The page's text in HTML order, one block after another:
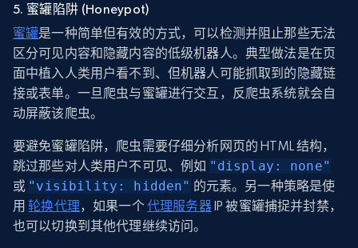
5. 蜜罐陷阱 (Honeypot)
蜜罐是一种简单但有效的方式，可以检测并阻止那些无法
区分可见内容和隐藏内容的低级机器人。典型做法是在页
面中植入人类用户看不到、但机器人可能抓取到的隐藏链
接或表单。一旦爬虫与蜜罐进行交互，反爬虫系统就会自
动屏蔽该爬虫。
要避免蜜罐陷阱，爬虫需要仔细分析网页的 HTML 结构，
跳过那些对人类用户不可见、例如 "display: none"
或 "visibility: hidden" 的元素。另一种策略是使
用轮换代理，如果一个代理服务器IP 被蜜罐捕捉并封禁，
也可以切换到其他代理继续访问。